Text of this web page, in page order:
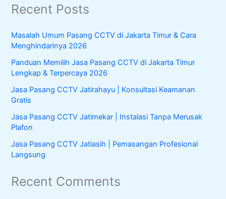
r
f
o
r
:
Recent Posts
Masalah Umum Pasang CCTV di Jakarta Timur & Cara
Menghindarinya 2026
Panduan Memilih Jasa Pasang CCTV di Jakarta Timur
Lengkap & Terpercaya 2026
Jasa Pasang CCTV Jatirahayu | Konsultasi Keamanan
Gratis
Jasa Pasang CCTV Jatimekar | Instalasi Tanpa Merusak
Plafon
Jasa Pasang CCTV Jatiasih | Pemasangan Profesional
Langsung
Recent Comments